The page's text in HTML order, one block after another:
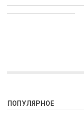
ПОПУЛЯРНОЕ